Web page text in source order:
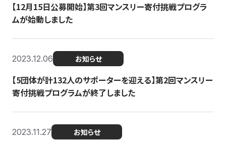
【12月15日公募開始】第3回マンスリー寄付挑戦プログラ
ムが始動しました
2023.12.06 お知らせ
【5団体が計132人のサポーターを迎える】第2回マンスリー
寄付挑戦プログラムが終了しました
2023.11.27 お知らせ